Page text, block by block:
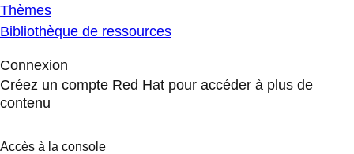
Thèmes
Bibliothèque de ressources
Connexion
Créez un compte Red Hat pour accéder à plus de
contenu
Accès à la console